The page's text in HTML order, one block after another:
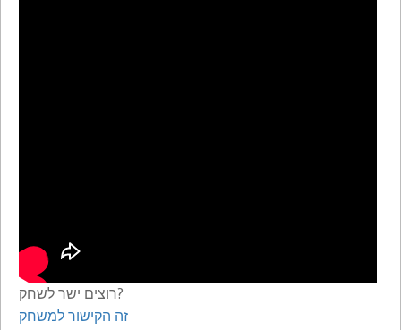
רוצים ישר לשחק?
זה הקישור למשחק